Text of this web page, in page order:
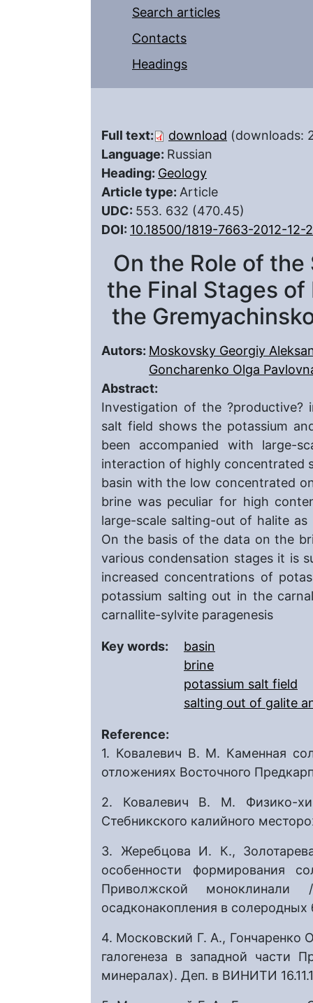
Search articles
Contacts
Headings
Full text: download (downloads:
Language: Russian
Heading: Geology
Article type: Article
UDC: 553. 632 (470.45)
DOI: 10.18500/1819-7663-2012-12-
On the Role of
the Final Stages
the
Autors: Moskovsky Georgiy
Goncharenko Olga
Abstract:
Investigation of the ?productive?
salt field shows the potassium
been accompanied with large-
interaction of highly concentrated
basin with the low concentrated
brine was peculiar for high
large-scale salting-out of halite
On the basis of the data on the
various condensation stages it is
increased concentrations of
potassium salting out in the
carnallite-sylvite paragenesis
Key words:
basin
brine
potassium salt field
salting out of galite
Reference:
1. Ковалевич В. М. Каменная
отложениях Восточного
2. Ковалевич В. М. Физико-
Стебникского калийного
3. Жеребцова И. К.,
особенности формирования
Приволжской моноклинали
осадконакопления в солеродных
4. Московский Г. А., Гончаренко
галогенеза в западной части
минералах). Деп. в ВИНИТИ